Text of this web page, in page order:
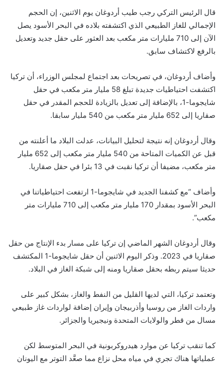
قال الرئيس التركي رجب طيب أردوغان يوم الاثنين، إن الحجم
الإجمالي للغاز الطبيعي الذي اكتشفته بلاده في البحر الأسود يصل
الآن إلى 710 مليارات متر مكعب بعد العثور على حقل جديد وتعديل
بالرفع لاكتشاف سابق.
وأضاف أردوغان، في تصريحات بعد اجتماع لمجلس الوزراء، أن تركيا
اكتشفت احتياطيات جديدة تبلغ 58 مليار متر مكعب في حقل
شايجوما-1، بالإضافة إلى تعديل بالزيادة للحجم المقدر في حقل
صقاريا إلى 652 مليار متر مكعب من 540 مليار سابقا.
وقال أردوغان إنه نتيجة لتحليل البيانات، عدلت البلاد ما أعلنته من
قبل عن الكميات المتاحة من 540 مليار متر مكعب إلى 652 مليار
متر مكعب، مضيفا أن تركيا نقبت في 13 بئرا في حقل صقاريا.
وأضاف “مع كشفنا الجديد في شايجوما-1 ارتفعت احتياطياتنا في
البحر الأسود بمقدار 170 مليار متر مكعب إلى 710 مليارات متر
مكعب”.
وقال أردوغان الشهر الماضي إن تركيا على مسار بدء الإنتاج من حقل
صقاريا في 2023. وذكر اليوم الاثنين أن حقل شايجوما-1 المكتشف
حديثا سيتم ربطه بحقل صقاريا ومنه إلى شبكة الغاز في البلاد.
وتعتمد تركيا، التي لديها القليل من النفط والغاز، بشكل كبير على
واردات الغاز من روسيا وأذربيجان وإيران إضافة لواردات غاز طبيعي
مسال من قطر والولايات المتحدة ونيجيريا والجزائر.
كما تنقب تركيا عن موارد هيدروكربونية في البحر المتوسط لكن
عملياتها هناك تجري في مياه محل نزاع مما صعَّد التوتر مع اليونان